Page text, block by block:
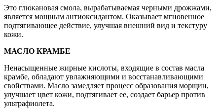
Это глюкановая смола, вырабатываемая черными дрожжами,
является мощным антиоксидантом. Оказывает мгновенное
подтягивающее действие, улучшая внешний вид и текстуру
кожи.
МАСЛО КРАМБЕ
Ненасыщенные жирные кислоты, входящие в состав масла
крамбе, обладают увлажняющими и восстанавливающими
свойствами. Масло замедляет процесс образования морщин,
улучшает цвет кожи, подтягивает ее, создает барьер против
ультрафиолета.